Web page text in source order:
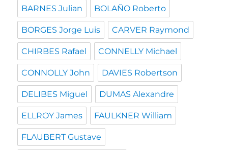
BARNES Julian BOLAÑO Roberto
BORGES Jorge Luis CARVER Raymond
CHIRBES Rafael CONNELLY Michael
CONNOLLY John DAVIES Robertson
DELIBES Miguel DUMAS Alexandre
ELLROY James FAULKNER William
FLAUBERT Gustave